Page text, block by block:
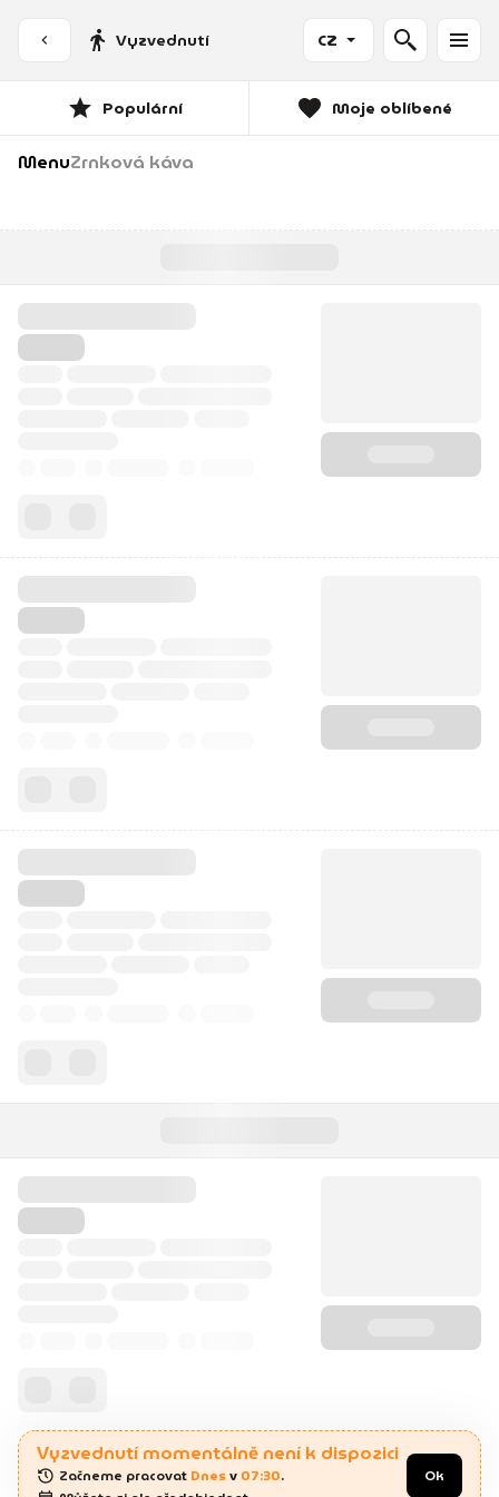
Vyzvednutí CZ
Populární Moje oblíbené
MenuZrnková káva
Vyzvednutí momentálně není k dispozici
Začneme pracovat Dnes v 07:30.
Ok